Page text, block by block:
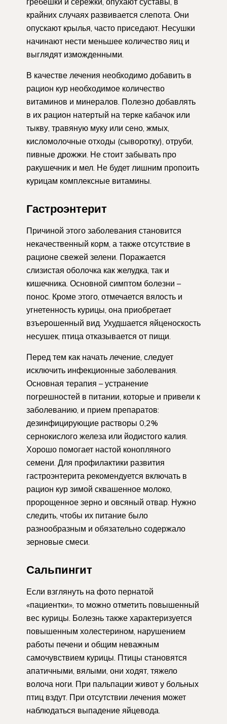
крайних случаях развивается слепота. Они
опускают крылья, часто приседают. Несушки
начинают нести меньшее количество яиц и
выглядят изможденными.
В качестве лечения необходимо добавить в
рацион кур необходимое количество
витаминов и минералов. Полезно добавлять
в их рацион натертый на терке кабачок или
тыкву, травяную муку или сено, жмых,
кисломолочные отходы (сыворотку), отруби,
пивные дрожжи. Не стоит забывать про
ракушечник и мел. Не будет лишним пропоить
курицам комплексные витамины.
Гастроэнтерит
Причиной этого заболевания становится
некачественный корм, а также отсутствие в
рационе свежей зелени. Поражается
слизистая оболочка как желудка, так и
кишечника. Основной симптом болезни –
понос. Кроме этого, отмечается вялость и
угнетенность курицы, она приобретает
взъерошенный вид. Ухудшается яйценоскость
несушек, птица отказывается от пищи.
Перед тем как начать лечение, следует
исключить инфекционные заболевания.
Основная терапия – устранение
погрешностей в питании, которые и привели к
заболеванию, и прием препаратов:
дезинфицирующие растворы 0,2%
сернокислого железа или йодистого калия.
Хорошо помогает настой конопляного
семени. Для профилактики развития
гастроэнтерита рекомендуется включать в
рацион кур зимой сквашенное молоко,
пророщенное зерно и овсяный отвар. Нужно
следить, чтобы их питание было
разнообразным и обязательно содержало
зерновые смеси.
Сальпингит
Если взглянуть на фото пернатой
«пациентки», то можно отметить повышенный
вес курицы. Болезнь также характеризуется
повышенным холестерином, нарушением
работы печени и общим неважным
самочувствием курицы. Птицы становятся
апатичными, вялыми, они ходят, тяжело
волоча ноги. При пальпации живот у больных
птиц вздут. При отсутствии лечения может
наблюдаться выпадение яйцевода.